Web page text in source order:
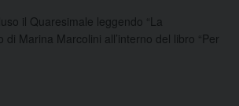
il Quaresimale leggendo “La
di Marina Marcolini all’interno del libro “Per